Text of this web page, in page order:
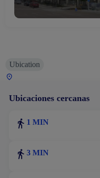
Ubication
Ubicaciones cercanas
1 MIN
3 MIN